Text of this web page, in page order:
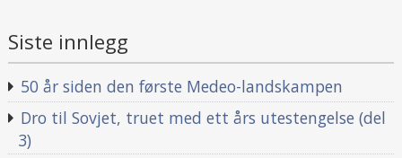
Siste innlegg
50 år siden den første Medeo-landskampen
Dro til Sovjet, truet med ett års utestengelse (del
3)